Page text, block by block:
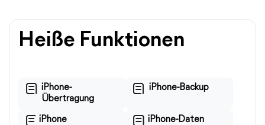
Heiße Funktionen
iPhone-
Übertragung
iPhone-Backup
iPhone
iPhone-Daten